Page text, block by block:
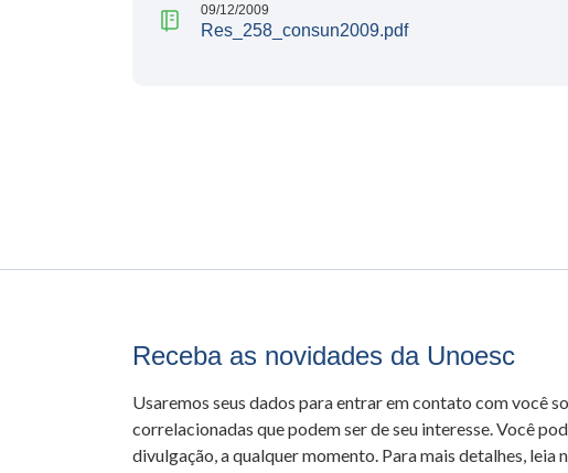
09/12/2009
Res_258_consun2009.pdf
Receba as novidades da Unoesc
Usaremos seus dados para entrar em contato com você
correlacionadas que podem ser de seu interesse. Você
divulgação, a qualquer momento. Para mais detalhes, leia